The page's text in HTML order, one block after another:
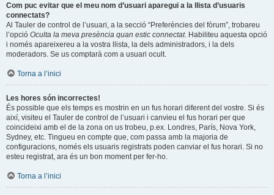
Com puc evitar que el meu nom d’usuari aparegui a la llista d’usuaris
connectats?
Al Tauler de control de l’usuari, a la secció “Preferències del fòrum”, trobareu
l’opció Oculta la meva presència quan estic connectat. Habiliteu aquesta opció
i només apareixereu a la vostra llista, la dels administradors, i la dels
moderadors. Se us comptarà com a usuari ocult.
Torna a l’inici
Les hores són incorrectes!
És possible que els temps es mostrin en un fus horari diferent del vostre. Si és
així, visiteu el Tauler de control de l’usuari i canvieu el fus horari per que
coincideixi amb el de la zona on us trobeu, p.ex. Londres, París, Nova York,
Sydney, etc. Tingueu en compte que, com passa amb la majoria de
configuracions, només els usuaris registrats poden canviar el fus horari. Si no
esteu registrat, ara és un bon moment per fer-ho.
Torna a l’inici